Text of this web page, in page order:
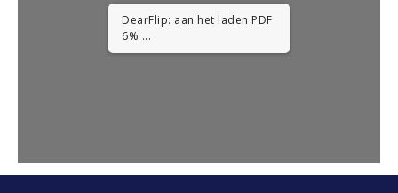
DearFlip: aan het laden PDF
12% ...